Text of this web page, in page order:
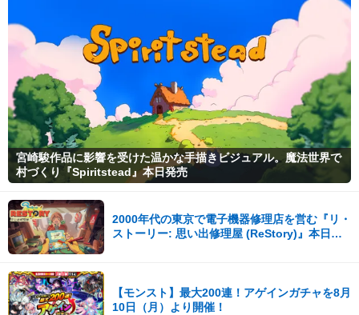
宮崎駿作品に影響を受けた温かな手描きビジュアル。魔法世界で
村づくり『Spiritstead』本日発売
2000年代の東京で電子機器修理店を営む『リ・
ストーリー: 思い出修理屋 (ReStory)』本日
【モンスト】最大200連！アゲインガチャを8月
10日（月）より開催！